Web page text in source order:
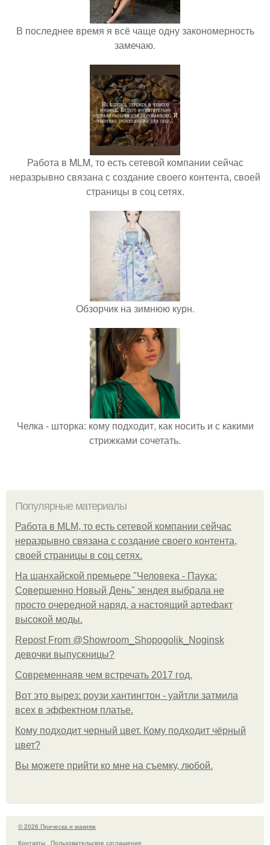
В последнее время я всё чаще одну закономерность
замечаю.
Работа в MLM, то есть сетевой компании сейчас
неразрывно связана с создание своего контента, своей
страницы в соц сетях.
Обзорчик на зимнюю курн.
Челка - шторка: кому подходит, как носить и с какими
стрижками сочетать.
Популярные материалы
Работа в MLM, то есть сетевой компании сейчас
неразрывно связана с создание своего контента,
своей страницы в соц сетях.
На шанхайской премьере "Человека - Паука:
Совершенно Новый День" зендея выбрала не
просто очередной наряд, а настоящий артефакт
высокой моды.
Repost From @Showroom_Shopogolik_Noginsk
девочки выпускницы?
Современнаяв чем встречать 2017 год.
Вот это вырез: роузи хантингтон - уайтли затмила
всех в эффектном платьe.
Кому подходит черный цвет. Кому подходит чёрный
цвет?
Вы можете прийти ко мне на съемку, любой.
© 2026 Прическа и макияж
Контакты
Пользовательское соглашение